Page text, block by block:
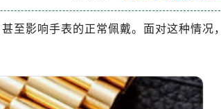
润万象城）17层1706室（需提前预约）
（需提前预约）
层2209室（需提前预约）
室（需提前预约）
至影响手表的正常佩戴。面对这种情况